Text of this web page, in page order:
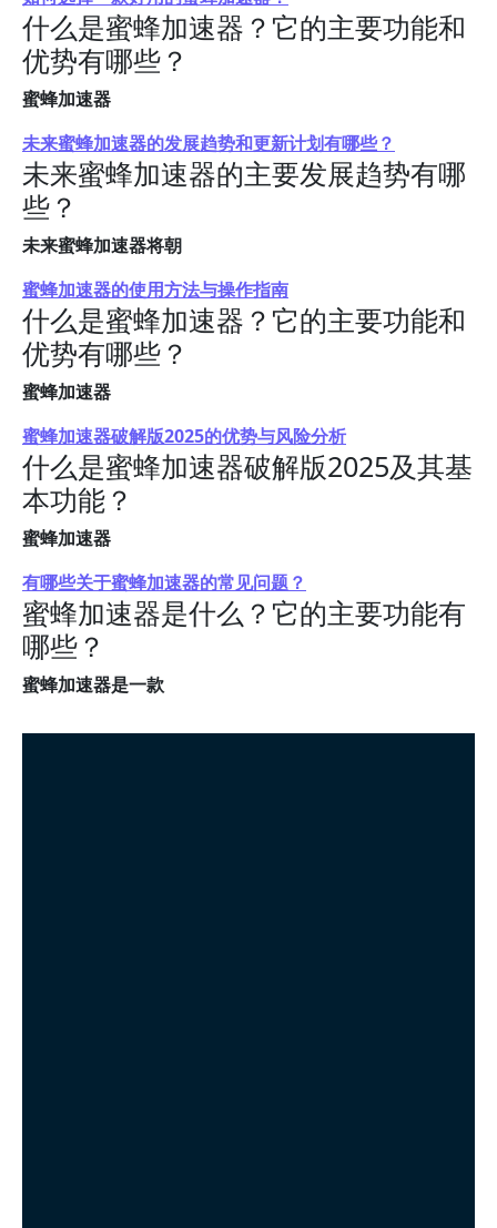
什么是蜜蜂加速器？它的主要功能和
优势有哪些？
蜜蜂加速器
未来蜜蜂加速器的发展趋势和更新计划有哪些？
未来蜜蜂加速器的主要发展趋势有哪
些？
未来蜜蜂加速器将朝
蜜蜂加速器的使用方法与操作指南
什么是蜜蜂加速器？它的主要功能和
优势有哪些？
蜜蜂加速器
蜜蜂加速器破解版2025的优势与风险分析
什么是蜜蜂加速器破解版2025及其基
本功能？
蜜蜂加速器
有哪些关于蜜蜂加速器的常见问题？
蜜蜂加速器是什么？它的主要功能有
哪些？
蜜蜂加速器是一款